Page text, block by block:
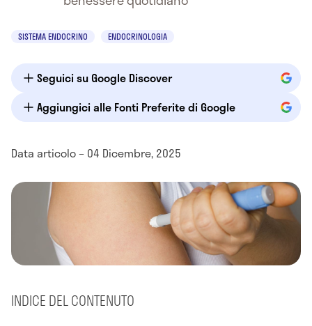
SISTEMA ENDOCRINO ENDOCRINOLOGIA
Seguici su Google Discover
Aggiungici alle Fonti Preferite di Google
Data articolo – 04 Dicembre, 2025
INDICE DEL CONTENUTO